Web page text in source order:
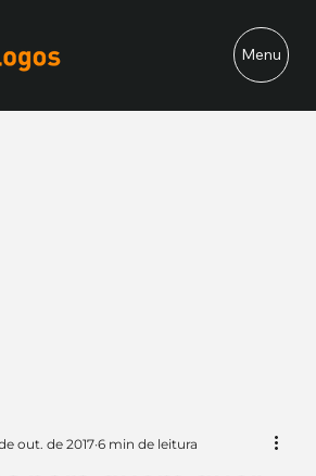
Menu
out. de 2017 6 min de leitura